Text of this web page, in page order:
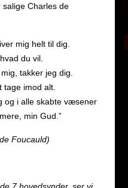
Charles de
mig helt til dig.
du vil.
takker jeg dig.
tage imod alt.
og i alle skabte væsener
min Gud.”
Foucauld)
7 hovedsynder, ser vi